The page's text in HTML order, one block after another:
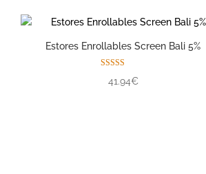
Estores Enrollables Screen Bali 5%
5.00
41.94€